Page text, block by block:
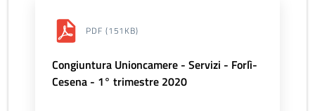
PDF (151KB)
Congiuntura Unioncamere - Servizi - Forlì-
Cesena - 1° trimestre 2020